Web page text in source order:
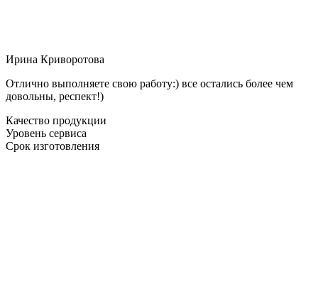
Ирина Криворотова
Отлично выполняете свою работу:) все остались более чем
довольны, респект!)
Качество продукции
Уровень сервиса
Срок изготовления